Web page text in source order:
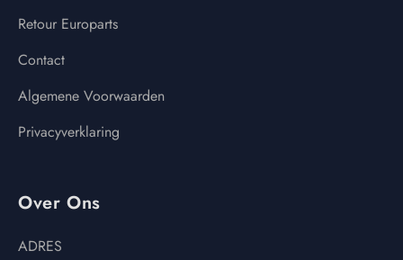
Retour Europarts
Contact
Algemene Voorwaarden
Privacyverklaring
Over Ons
ADRES